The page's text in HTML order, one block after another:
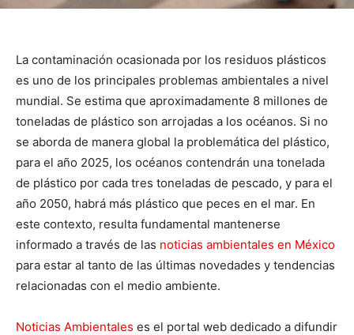
La contaminación ocasionada por los residuos plásticos
es uno de los principales problemas ambientales a nivel
mundial. Se estima que aproximadamente 8 millones de
toneladas de plástico son arrojadas a los océanos. Si no
se aborda de manera global la problemática del plástico,
para el año 2025, los océanos contendrán una tonelada
de plástico por cada tres toneladas de pescado, y para el
año 2050, habrá más plástico que peces en el mar. En
este contexto, resulta fundamental mantenerse
informado a través de las noticias ambientales en México
para estar al tanto de las últimas novedades y tendencias
relacionadas con el medio ambiente.
Noticias Ambientales es el portal web dedicado a difundir